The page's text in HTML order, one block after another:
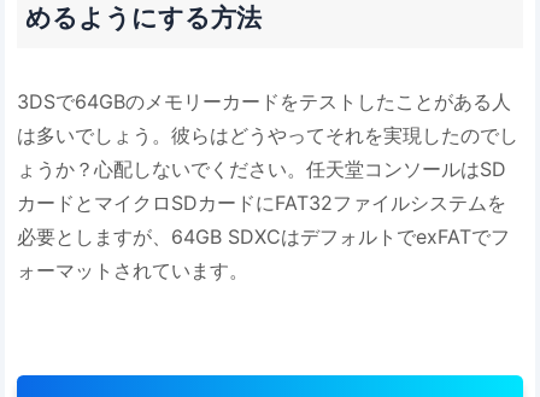
めるようにする方法
3DSで64GBのメモリーカードをテストしたことがある人
は多いでしょう。彼らはどうやってそれを実現したのでし
ょうか？心配しないでください。任天堂コンソールはSD
カードとマイクロSDカードにFAT32ファイルシステムを
必要としますが、64GB SDXCはデフォルトでexFATでフ
ォーマットされています。